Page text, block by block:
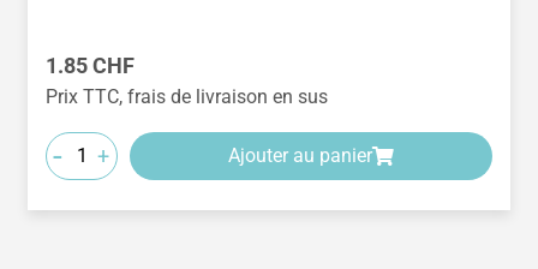
Prix régulier :
1.85 CHF
Prix TTC, frais de livraison en sus
- + Ajouter au panier